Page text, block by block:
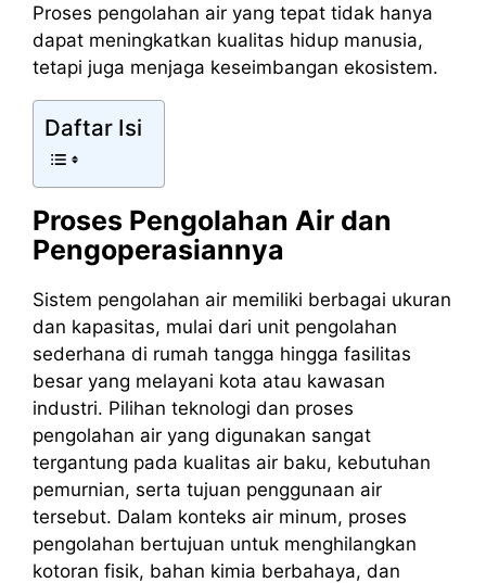
Proses pengolahan air yang tepat tidak hanya
dapat meningkatkan kualitas hidup manusia,
tetapi juga menjaga keseimbangan ekosistem.
Daftar Isi
Proses Pengolahan Air dan
Pengoperasiannya
Sistem pengolahan air memiliki berbagai ukuran
dan kapasitas, mulai dari unit pengolahan
sederhana di rumah tangga hingga fasilitas
besar yang melayani kota atau kawasan
industri. Pilihan teknologi dan proses
pengolahan air yang digunakan sangat
tergantung pada kualitas air baku, kebutuhan
pemurnian, serta tujuan penggunaan air
tersebut. Dalam konteks air minum, proses
pengolahan bertujuan untuk menghilangkan
kotoran fisik, bahan kimia berbahaya, dan